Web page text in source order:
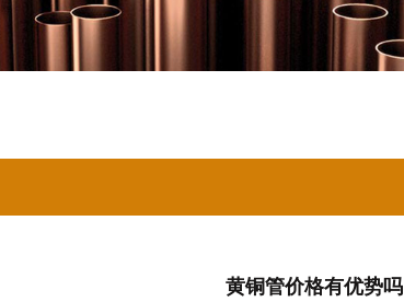
黄铜管价格有优势吗